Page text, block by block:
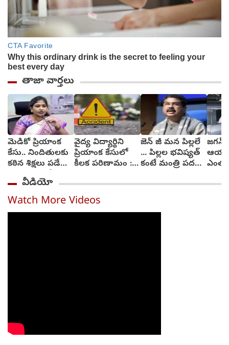
తాజా వార్తలు
మెడికో ప్రియాంక
కేసు.. నిందితులకు
కఠిన శిక్షలు పడేలా
చర్యలు : హోం
మంత్రి అనిత
వైద్య విద్యార్థిని
ప్రియాంక కేసులో
కీలక పరిణామం :
పోలీసులు
జెన్ జీ మన పిల్లలే
... పిల్లల భవిష్యత్
కంటే మంత్రి పదవి
ధర్మేంద్ర ప్రధాన్
జగన్
వీడియో
Watch More Videos